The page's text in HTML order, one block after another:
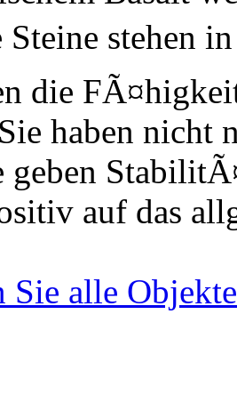
stehen
die
haben nicht
geben
auf das
alle